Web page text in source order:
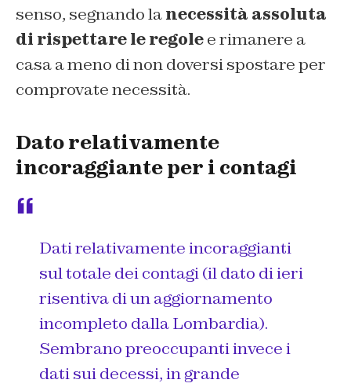
senso, segnando lanecessità assoluta
di rispettare le regolee rimanere a
casa a meno di non doversi spostare per
comprovate necessità.
Dato relativamente
incoraggiante per i contagi
Dati relativamente incoraggianti
sul totale dei contagi (il dato di ieri
risentiva di un aggiornamento
incompleto dalla Lombardia).
Sembrano preoccupanti invece i
dati sui decessi, in grande